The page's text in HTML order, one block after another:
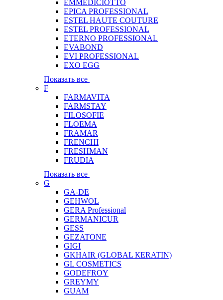
EMMEDICIOTTO
EPICA PROFESSIONAL
ESTEL HAUTE COUTURE
ESTEL PROFESSIONAL
ETERNO PROFESSIONAL
EVABOND
EVI PROFESSIONAL
EXO EGG
Показать все
F
FARMAVITA
FARMSTAY
FILOSOFIE
FLOEMA
FRAMAR
FRENCHI
FRESHMAN
FRUDIA
Показать все
G
GA-DE
GEHWOL
GERA Professional
GERMANICUR
GESS
GEZATONE
GIGI
GKHAIR (GLOBAL КЕRATIN)
GL COSMETICS
GODEFROY
GREYMY
GUAM